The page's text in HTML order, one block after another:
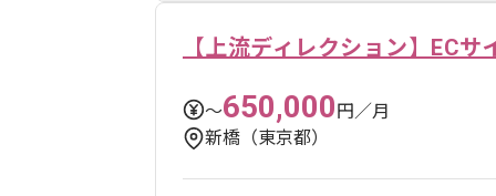
【上流ディレクション】EC
〜650,000円／月
新橋（東京都）